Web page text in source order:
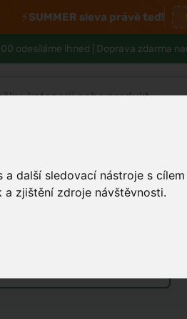
další sledovací nástroje s
zjištění zdroje návštěvnosti.
⚡SUMMER sleva právě teď!
odesíláme ihned | Doprava zdarma
Tělo a hygiena
a kde selhávají